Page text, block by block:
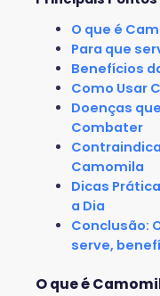
O que é
Para que
Benefícios
Como Usar
Doenças
Combater
Camomila
Dicas
a Dia
Conclusão:
serve,
O que é